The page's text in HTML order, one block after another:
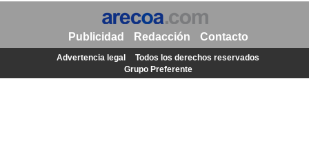
Publicidad Redacción Contacto
Advertencia legal
Todos los derechos reservados
Grupo Preferente